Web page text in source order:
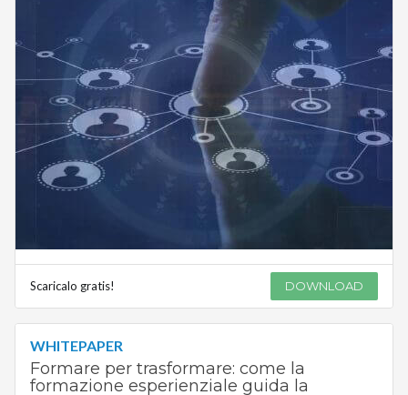
Scaricalo gratis! DOWNLOAD
WHITEPAPER
Formare per trasformare: come la
formazione esperienziale guida la